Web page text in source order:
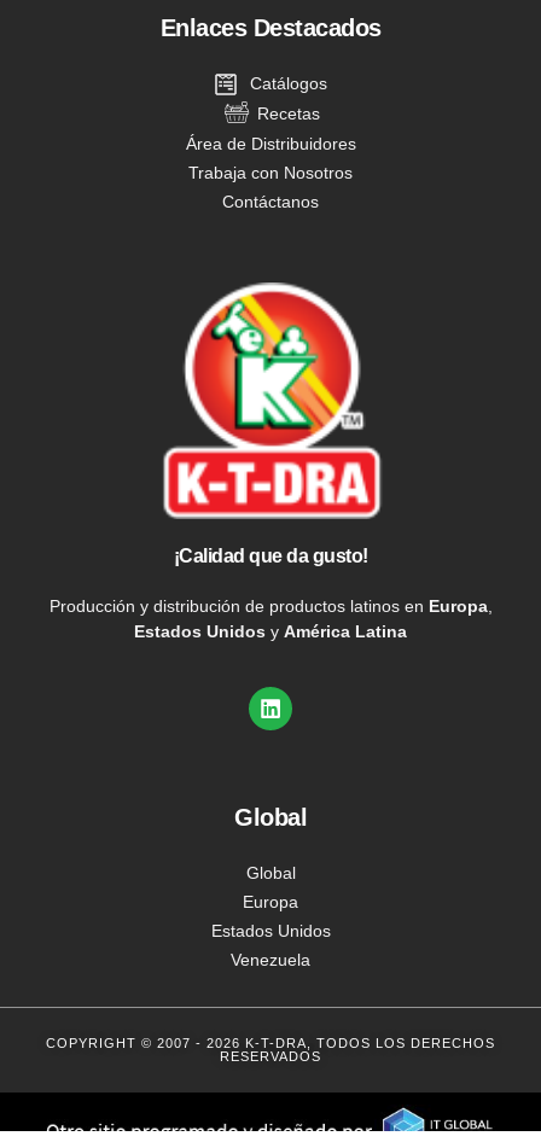
Enlaces Destacados
Catálogos
Recetas
Área de Distribuidores
Trabaja con Nosotros
Contáctanos
¡Calidad que da gusto!
Producción y distribución de productos latinos en Europa,
Estados Unidos y América Latina
Global
Global
Europa
Estados Unidos
Venezuela
COPYRIGHT © 2007 - 2026 K-T-DRA, TODOS LOS DERECHOS
RESERVADOS